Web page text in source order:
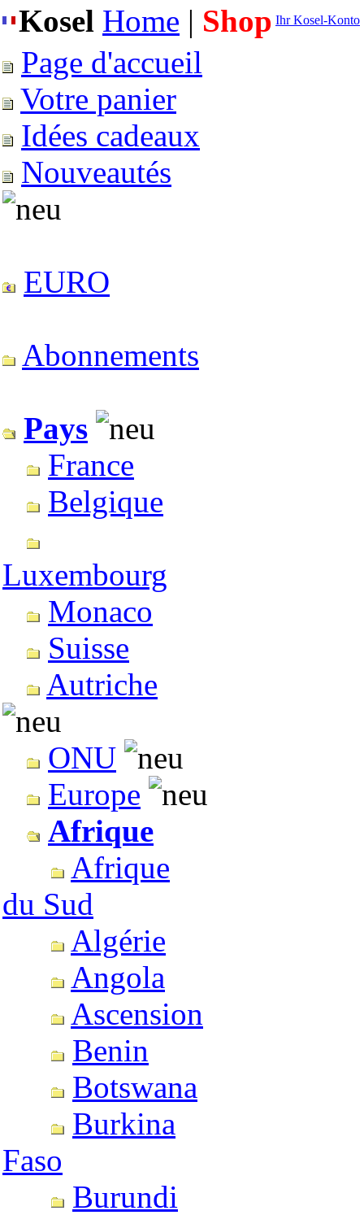
Kosel Home | Shop Ihr Kosel-Konto
Page d'accueil
Votre panier
Idées cadeaux
Nouveautés
EURO
Abonnements
Pays
France
Belgique
Luxembourg
Monaco
Suisse
Autriche
ONU
Europe
Afrique
Afrique
du Sud
Algérie
Angola
Ascension
Benin
Botswana
Burkina
Faso
Burundi